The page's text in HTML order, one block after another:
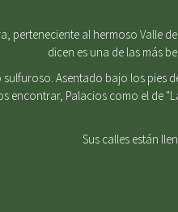
perteneciente al hermoso Valle
dicen es una de las más
Asentado bajo los pies
encontrar, Palacios como el de
Sus calles están